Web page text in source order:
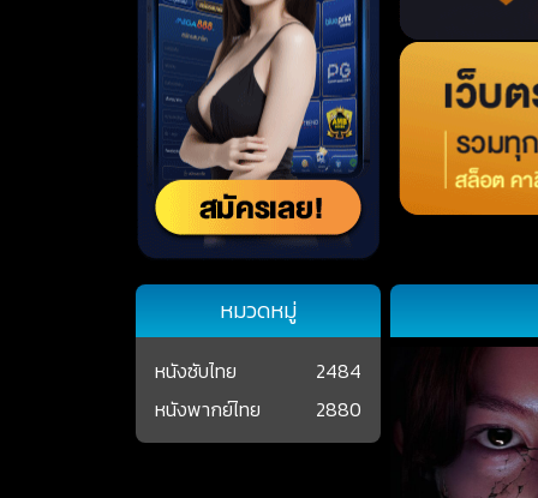
หมวดหมู่
หนังซับไทย
2484
หนังพากย์ไทย
2880